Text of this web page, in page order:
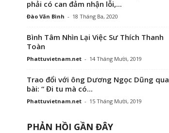
phải có can đảm nhận lỗi,...
Đào Văn Bình - 18 Tháng Ba, 2020
Bình Tâm Nhìn Lại Việc Sư Thích Thanh
Toàn
Phattuvietnam.net - 14 Tháng Mười, 2019
Trao đổi với ông Dương Ngọc Dũng qua
bài: “ Đi tu mà có...
Phattuvietnam.net - 15 Tháng Mười, 2019
PHẢN HỒI GẦN ĐÂY